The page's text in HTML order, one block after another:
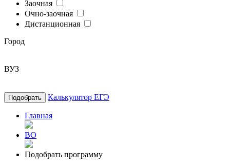
Заочная
Очно-заочная
Дистанционная
Город
ВУЗ
Подобрать Калькулятор ЕГЭ
Главная
ВО
Подобрать программу